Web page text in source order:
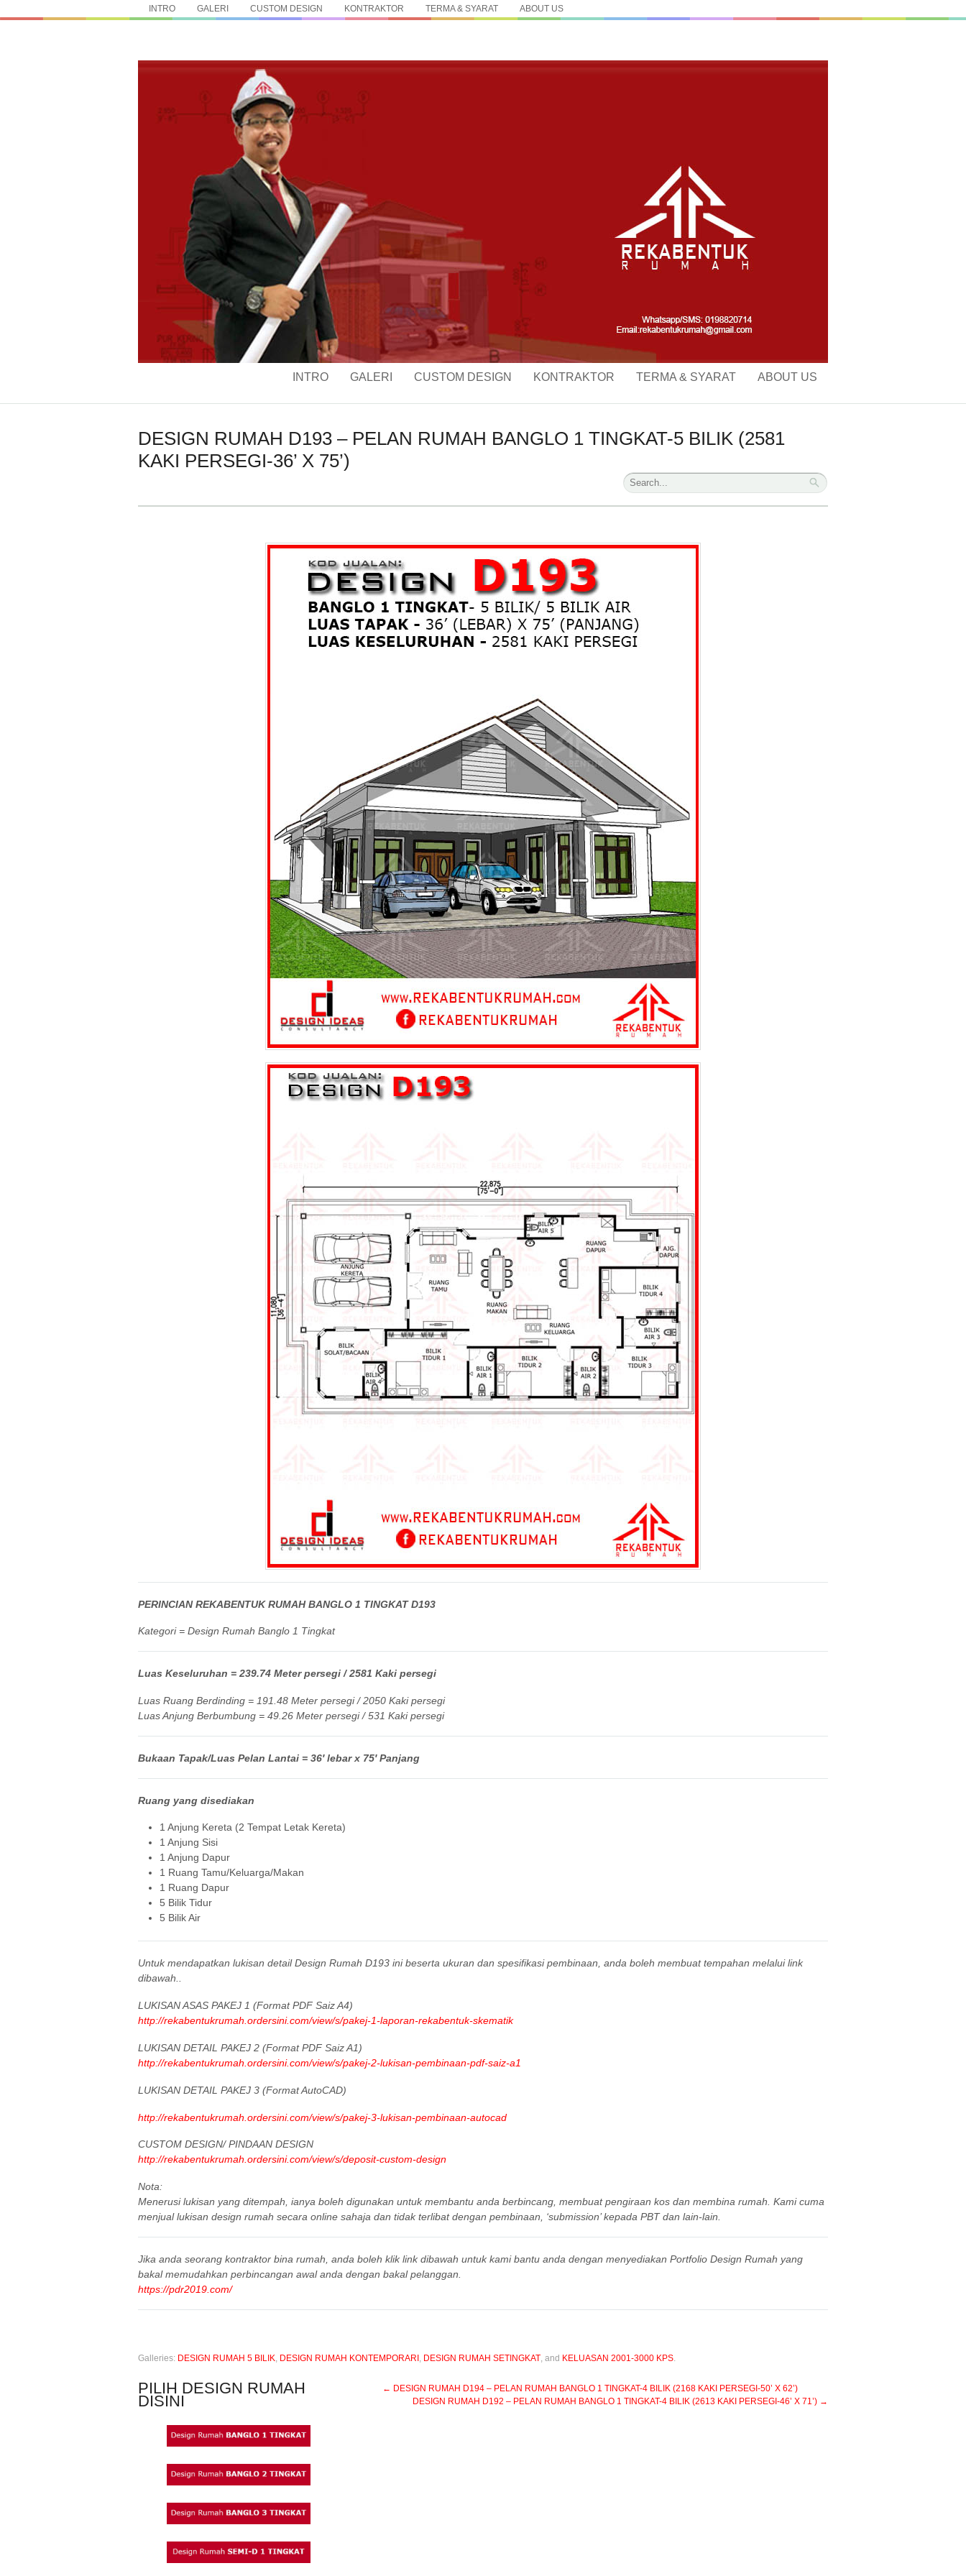
INTRO GALERI CUSTOM DESIGN KONTRAKTOR TERMA & SYARAT ABOUT US
INTRO GALERI CUSTOM DESIGN KONTRAKTOR TERMA & SYARAT ABOUT US
DESIGN RUMAH D193 – PELAN RUMAH BANGLO 1 TINGKAT-5 BILIK (2581
KAKI PERSEGI-36’ X 75’)
PERINCIAN REKABENTUK RUMAH BANGLO 1 TINGKAT D193
Kategori = Design Rumah Banglo 1 Tingkat
Luas Keseluruhan = 239.74 Meter persegi / 2581 Kaki persegi
Luas Ruang Berdinding = 191.48 Meter persegi / 2050 Kaki persegi
Luas Anjung Berbumbung = 49.26 Meter persegi / 531 Kaki persegi
Bukaan Tapak/Luas Pelan Lantai = 36′ lebar x 75′ Panjang
Ruang yang disediakan
1 Anjung Kereta (2 Tempat Letak Kereta)
1 Anjung Sisi
1 Anjung Dapur
1 Ruang Tamu/Keluarga/Makan
1 Ruang Dapur
5 Bilik Tidur
5 Bilik Air
Untuk mendapatkan lukisan detail Design Rumah D193 ini beserta ukuran dan spesifikasi pembinaan, anda boleh membuat tempahan melalui link
dibawah..
LUKISAN ASAS PAKEJ 1 (Format PDF Saiz A4)
http://rekabentukrumah.ordersini.com/view/s/pakej-1-laporan-rekabentuk-skematik
LUKISAN DETAIL PAKEJ 2 (Format PDF Saiz A1)
http://rekabentukrumah.ordersini.com/view/s/pakej-2-lukisan-pembinaan-pdf-saiz-a1
LUKISAN DETAIL PAKEJ 3 (Format AutoCAD)
http://rekabentukrumah.ordersini.com/view/s/pakej-3-lukisan-pembinaan-autocad
CUSTOM DESIGN/ PINDAAN DESIGN
http://rekabentukrumah.ordersini.com/view/s/deposit-custom-design
Nota:
Menerusi lukisan yang ditempah, ianya boleh digunakan untuk membantu anda berbincang, membuat pengiraan kos dan membina rumah. Kami cuma
menjual lukisan design rumah secara online sahaja dan tidak terlibat dengan pembinaan, ‘submission’ kepada PBT dan lain-lain.
Jika anda seorang kontraktor bina rumah, anda boleh klik link dibawah untuk kami bantu anda dengan menyediakan Portfolio Design Rumah yang
bakal memudahkan perbincangan awal anda dengan bakal pelanggan.
https://pdr2019.com/
Galleries: DESIGN RUMAH 5 BILIK DESIGN RUMAH KONTEMPORARI DESIGN RUMAH SETINGKAT , and KELUASAN 2001-3000 KPS
← DESIGN RUMAH D194 – PELAN RUMAH BANGLO 1 TINGKAT-4 BILIK (2168 KAKI PERSEGI-50’ X 62’)
DESIGN RUMAH D192 – PELAN RUMAH BANGLO 1 TINGKAT-4 BILIK (2613 KAKI PERSEGI-46’ X 71’) →
PILIH DESIGN RUMAH
DISINI